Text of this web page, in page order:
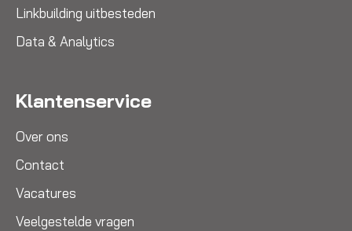
Linkbuilding uitbesteden
Data & Analytics
Klantenservice
Over ons
Contact
Vacatures
Veelgestelde vragen